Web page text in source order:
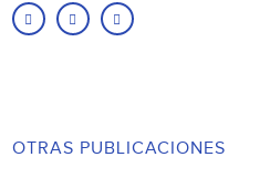
OTRAS PUBLICACIONES